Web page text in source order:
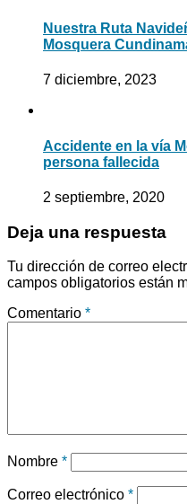
Nuestra Ruta
Mosquera
7 diciembre, 2023
Accidente en la vía
persona fallecida
2 septiembre, 2020
Deja una respuesta
Tu dirección de correo
campos obligatorios están
Comentario *
Nombre *
Correo electrónico *